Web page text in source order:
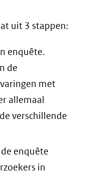
uit 3 stappen:
enquête.
de
met
allemaal
verschillende
enquête
in